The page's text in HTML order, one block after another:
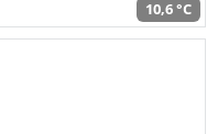
10,6 °C